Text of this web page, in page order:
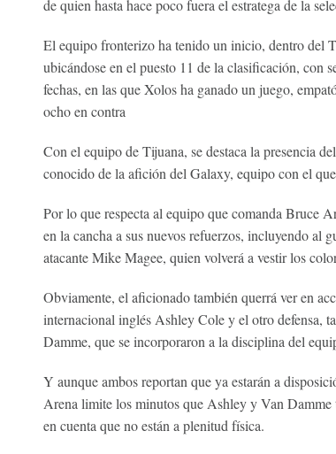
de quien hasta hace poco fuera el estratega de la
El equipo fronterizo ha tenido un inicio, dentro del
ubicándose en el puesto 11 de la clasificación, con
fechas, en las que Xolos ha ganado un juego,
ocho en contra
Con el equipo de Tijuana, se destaca la presencia
conocido de la afición del Galaxy, equipo con el
Por lo que respecta al equipo que comanda Bruce
en la cancha a sus nuevos refuerzos, incluyendo al
atacante Mike Magee, quien volverá a vestir los
Obviamente, el aficionado también querrá ver en
internacional inglés Ashley Cole y el otro defensa,
Damme, que se incorporaron a la disciplina del
Y aunque ambos reportan que ya estarán a
Arena limite los minutos que Ashley y Van
en cuenta que no están a plenitud física.